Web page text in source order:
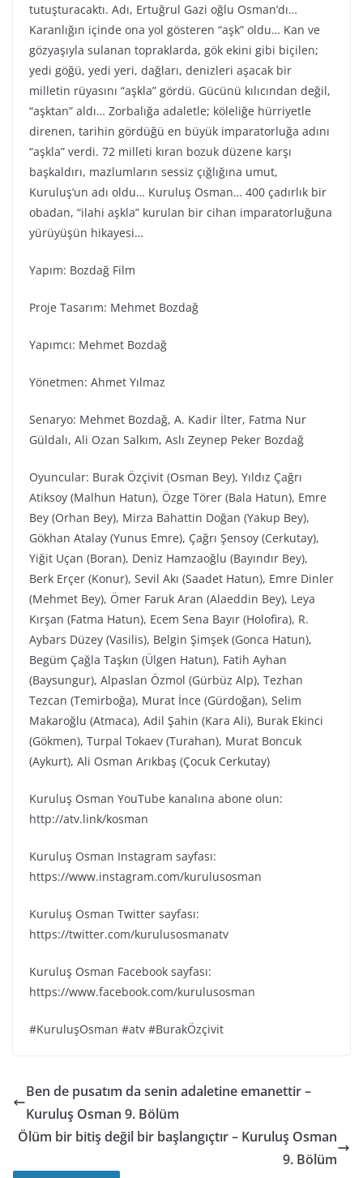
tutuşturacaktı. Adı, Ertuğrul Gazi oğlu Osman’dı…
Karanlığın içinde ona yol gösteren “aşk” oldu… Kan ve
gözyaşıyla sulanan topraklarda, gök ekini gibi biçilen;
yedi göğü, yedi yeri, dağları, denizleri aşacak bir
milletin rüyasını “aşkla” gördü. Gücünü kılıcından değil,
“aşktan” aldı… Zorbalığa adaletle; köleliğe hürriyetle
direnen, tarihin gördüğü en büyük imparatorluğa adını
“aşkla” verdi. 72 milleti kıran bozuk düzene karşı
başkaldırı, mazlumların sessiz çığlığına umut,
Kuruluş’un adı oldu… Kuruluş Osman… 400 çadırlık bir
obadan, “ilahi aşkla” kurulan bir cihan imparatorluğuna
yürüyüşün hikayesi…
Yapım: Bozdağ Fi̇lm
Proje Tasarım: Mehmet Bozdağ
Yapımcı: Mehmet Bozdağ
Yönetmen: Ahmet Yılmaz
Senaryo: Mehmet Bozdağ, A. Kadir İlter, Fatma Nur
Güldalı, Ali Ozan Salkım, Aslı Zeynep Peker Bozdağ
Oyuncular: Burak Özçivit (Osman Bey), Yıldız Çağrı
Atiksoy (Malhun Hatun), Özge Törer (Bala Hatun), Emre
Bey (Orhan Bey), Mirza Bahattin Doğan (Yakup Bey),
Gökhan Atalay (Yunus Emre), Çağrı Şensoy (Cerkutay),
Yiğit Uçan (Boran), Deniz Hamzaoğlu (Bayındır Bey),
Berk Erçer (Konur), Sevil Akı (Saadet Hatun), Emre Dinler
(Mehmet Bey), Ömer Faruk Aran (Alaeddin Bey), Leya
Kırşan (Fatma Hatun), Ecem Sena Bayır (Holofira), R.
Aybars Düzey (Vasilis), Belgin Şimşek (Gonca Hatun),
Begüm Çağla Taşkın (Ülgen Hatun), Fatih Ayhan
(Baysungur), Alpaslan Özmol (Gürbüz Alp), Tezhan
Tezcan (Temirboğa), Murat İnce (Gürdoğan), Selim
Makaroğlu (Atmaca), Adil Şahin (Kara Ali), Burak Ekinci
(Gökmen), Turpal Tokaev (Turahan), Murat Boncuk
(Aykurt), Ali Osman Arıkbaş (Çocuk Cerkutay)
Kuruluş Osman YouTube kanalına abone olun:
http://atv.link/kosman
Kuruluş Osman Instagram sayfası:
https://www.instagram.com/kurulusosman
Kuruluş Osman Twitter sayfası:
https://twitter.com/kurulusosmanatv
Kuruluş Osman Facebook sayfası:
https://www.facebook.com/kurulusosman
#KuruluşOsman #atv #BurakÖzçivit
Ben de pusatım da senin adaletine emanettir –
Kuruluş Osman 9. Bölüm
Ölüm bir bitiş değil bir başlangıçtır – Kuruluş Osman
9. Bölüm